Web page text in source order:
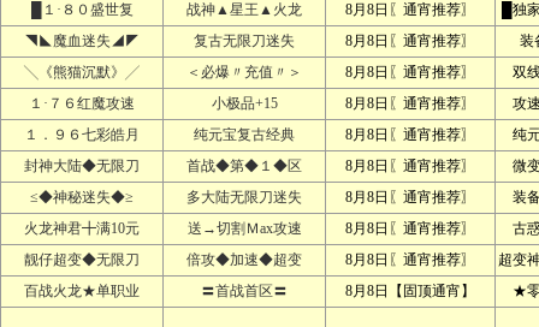
█１·８０盛世复
战神▲星王▲火龙 8月8日〖通宵推荐〗
█独
◥◣魔血迷失◢◤
复古无限刀迷失 8月8日〖通宵推荐〗
装
╲《熊猫沉默》╱
＜必爆〃充值〃＞ 8月8日〖通宵推荐〗
双
１·７６红魔攻速
小极品+15 8月8日〖通宵推荐〗
攻
１．９６七彩皓月
纯元宝复古经典 8月8日〖通宵推荐〗
纯
封神大陆◆无限刀
首战◆第◆１◆区 8月8日〖通宵推荐〗
微
≤◆神秘迷失◆≥
多大陆无限刀迷失 8月8日〖通宵推荐〗
装
火龙神君╋满10元
送→切割Ｍax攻速 8月8日〖通宵推荐〗
古
靓仔超变◆无限刀
倍攻◆加速◆超变 8月8日〖通宵推荐〗
超变
百战火龙★单职业
〓首战首区〓 8月8日【固顶通宵】 ★